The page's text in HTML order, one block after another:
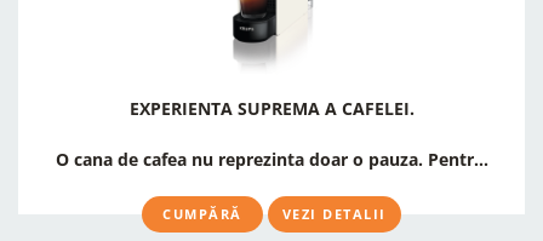
EXPERIENTA SUPREMA A CAFELEI.
O cana de cafea nu reprezinta doar o pauza. Pentr...
CUMPĂRĂ VEZI DETALII